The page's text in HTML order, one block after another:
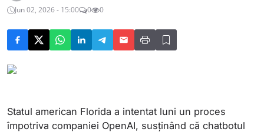
Jun 02, 2026 - 15:00
0 0
Statul american Florida a intentat luni un proces
împotriva companiei OpenAI, susținând că chatbotul